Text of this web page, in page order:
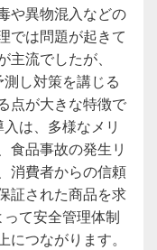
や異物混入などの
では問題が起きて
流でしたが、
し対策を講じる
点が大きな特徴で
は、多様なメリ
食品事故の発生リ
消費者からの信頼
証された商品を求
て安全管理体制
つながります。